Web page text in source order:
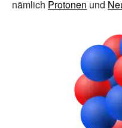
nämlich Protonen und